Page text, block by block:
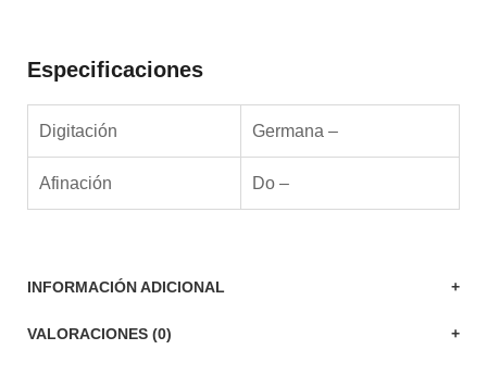
Especificaciones
Digitación Germana –
Afinación Do –
INFORMACIÓN ADICIONAL
VALORACIONES (0)